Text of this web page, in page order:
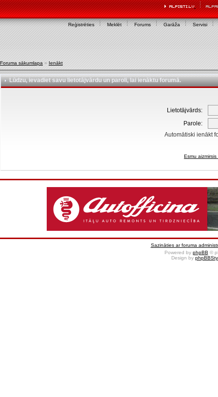
Reģistrēties Meklēt Forums Garāža Servisi
Foruma sākumlapa » Ienākt
Lūdzu, ievadiet savu lietotājvārdu un paroli, lai ienāktu forumā.
Lietotājvārds:
Parole:
Automātiski ienākt
Esmu
Sazināties ar foruma
Powered by phpBB ©
Design by